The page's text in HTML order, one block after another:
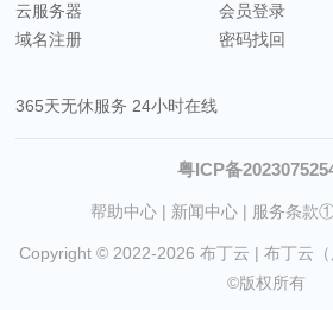
云服务器
域名注册
会员登录
密码找回
365天无休服务 24小时在线
粤ICP备
帮助中心 | 新闻中心 | 服务条款
Copyright © 2022-2026 布丁云 | 布丁云
©版权所有